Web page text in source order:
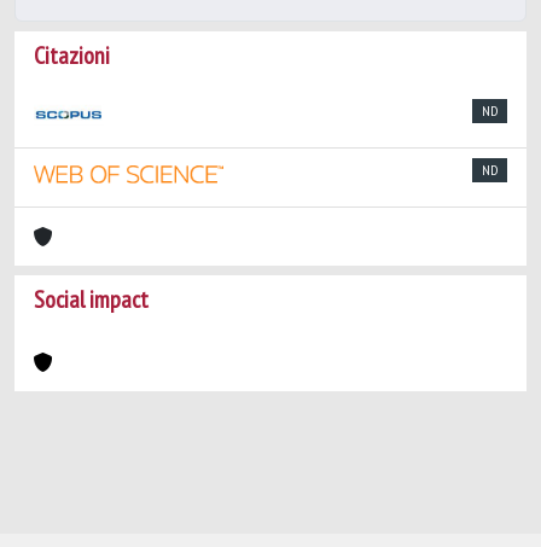
Citazioni
ND
ND
Social impact